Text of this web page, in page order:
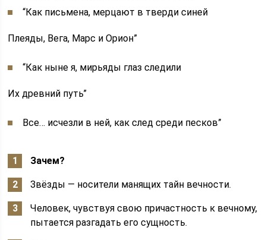
“Как письмена, мерцают в тверди синей
Плеяды, Вега, Марс и Орион”
“Как ныне я, мирьяды глаз следили
Их древний путь”
Все… исчезли в ней, как след среди песков”
Зачем?
Звёзды — носители манящих тайн вечности.
Человек, чувствуя свою причастность к вечному,
пытается разгадать его сущность.